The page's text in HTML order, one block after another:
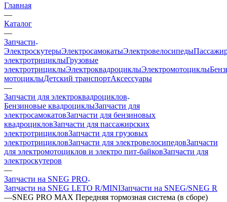
Главная
—
Каталог
—
Запчасти
ЭлектроскутерыЭлектросамокатыЭлектровелосипеды
электротрициклыГрузовые
электротрициклыЭлектроквадроциклыЭлектромотоциклы
мотоциклыДетский транспортАксессуары
—
Запчасти для электроквадроциклов
Бензиновые квадроциклыЗапчасти для
электросамокатовЗапчасти для бензиновых
квадроцикловЗапчасти для пассажирских
электротрицикловЗапчасти для грузовых
электротрицикловЗапчасти для электровелосипедовЗапчасти
для электромотоциклов и электро пит-байковЗапчасти для
электроскутеров
—
Запчасти на SNEG PRO
Запчасти на SNEG LETO R/MINIЗапчасти на SNEG/SNEG R
—SNEG PRO MAX Передняя тормозная система (в сборе)